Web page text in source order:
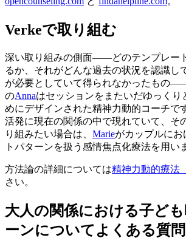
Verkeで取り組む
深い取り組みの側面——どのテンプレー
るか、それがどんな過去の状況を認識し
が必要としていて得られなかったもの
のAnnaはセッションをまたいだゆっくり
めにデザインされた精神力動的コーチで
活発に現在の関係の中で現れていて、そ
り組みたい場合は、 Marieがカップルに
トパターンを扱う感情焦点化療法を用い
方法論の詳細については精神力動的療法
さい。
大人の関係における子ど
ーンについてよくある質問